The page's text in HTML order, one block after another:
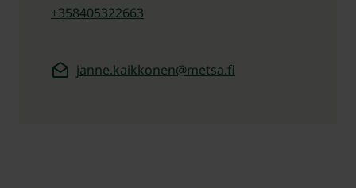
+358405322663
janne.kaikkonen@metsa.fi